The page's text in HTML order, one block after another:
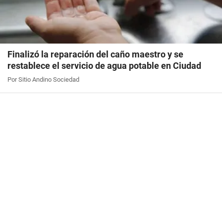
Finalizó la reparación del caño maestro y se
restablece el servicio de agua potable en Ciudad
Por Sitio Andino Sociedad